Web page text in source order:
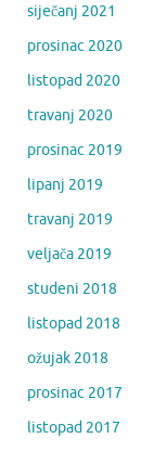
siječanj 2021
prosinac 2020
listopad 2020
travanj 2020
prosinac 2019
lipanj 2019
travanj 2019
veljača 2019
studeni 2018
listopad 2018
ožujak 2018
prosinac 2017
listopad 2017